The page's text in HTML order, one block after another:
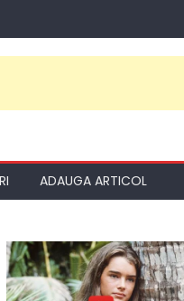
ADAUGA ARTICOL